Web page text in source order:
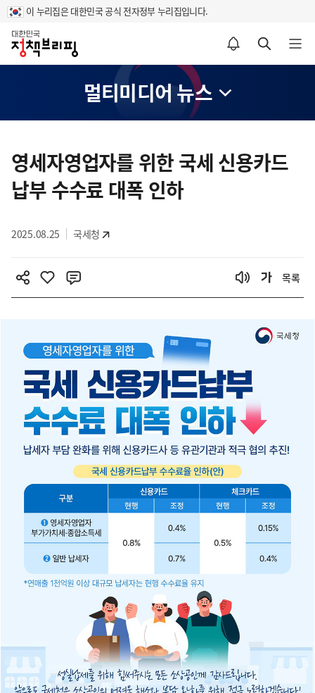
이 누리집은 대한민국 공식 전자정부 누리집입니다.
홈
알림설정 바로가기 검색 바로가기 메뉴 열기
멀티미디어 뉴스
텐
영
영세자영업자를 위한 국세 신용카드
납부 수수료 대폭 인하
2025.08.25 국세청
목록